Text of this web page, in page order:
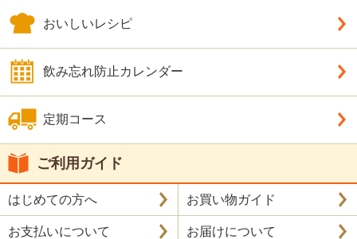
おいしいレシピ
飲み忘れ防止カレンダー
定期コース
ご利用ガイド
はじめての方へ お買い物ガイド
お支払いについて お届けについて